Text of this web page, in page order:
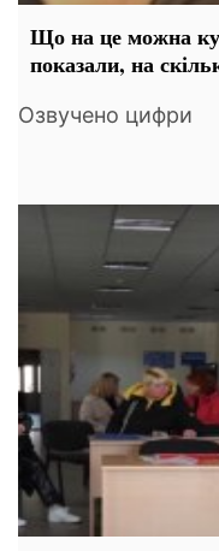
Що на це можна
показали, на
Озвучено цифри